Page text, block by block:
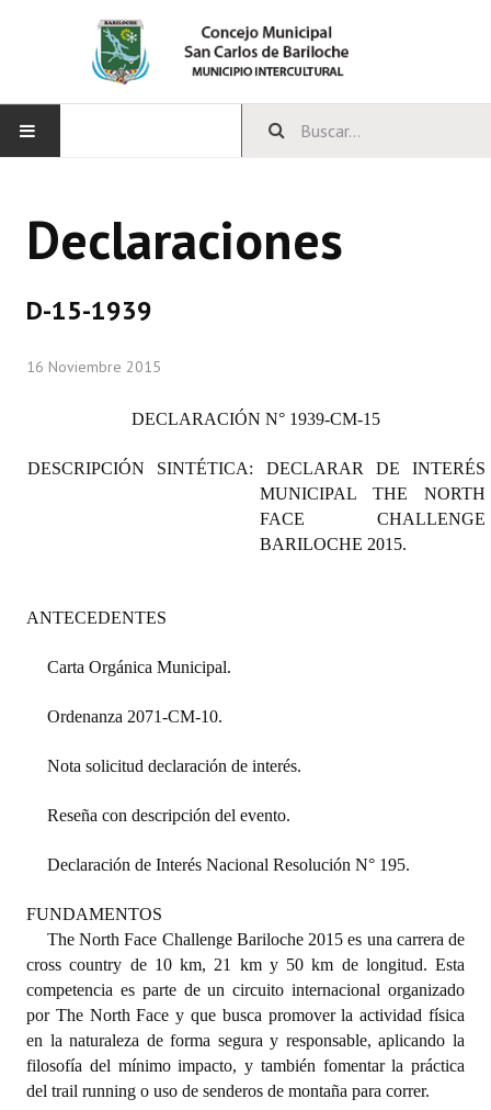
CONCEJO
Comisiones Especiales
Concejales Mandato Cumplido
Constitución Nacional
Constitución Provincial
Informes de Gestión
Proyectos Presentados
Dictámenes Asesoría Letrada
Actas de Sesión
Declaraciones
D-15-1939
16 Noviembre 2015
DECLARACIÓN N° 1939-CM-15
DESCRIPCIÓN SINTÉTICA: DECLARAR DE INTERÉS
MUNICIPALTHE NORTH
FACE CHALLENGE
BARILOCHE 2015.
ANTECEDENTES
Carta Orgánica Municipal.
Ordenanza 2071-CM-10.
Nota solicitud declaración de interés.
Reseña con descripción del evento.
Declaración de Interés Nacional Resolución N° 195.
FUNDAMENTOS
The North Face Challenge Bariloche 2015 es una carrera de
cross country de 10 km, 21 km y 50 km de longitud. Esta
competencia es parte de un circuito internacional organizado
por The North Face y que busca promover la actividad física
en la naturaleza de forma segura y responsable, aplicando la
filosofía del mínimo impacto, y también fomentar la práctica
del trail running o uso de senderos de montaña para correr.